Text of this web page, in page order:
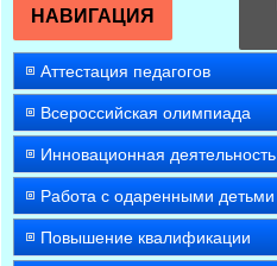
НАВИГАЦИЯ
Аттестация педагогов
Всероссийская олимпиада
Инновационная деятельность
Работа с одаренными детьми
Повышение квалификации